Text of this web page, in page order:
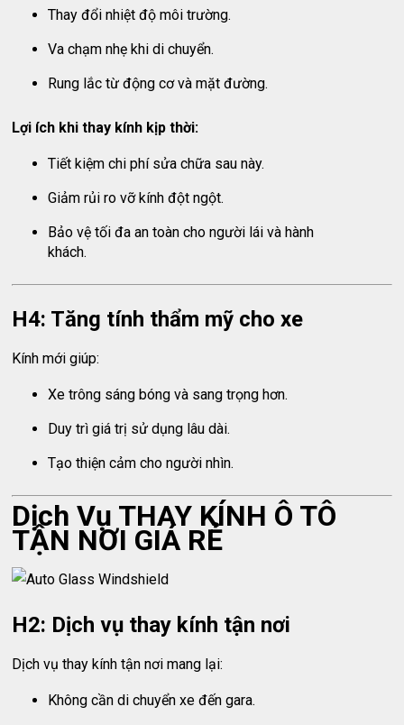
Thay đổi nhiệt độ môi trường.
Va chạm nhẹ khi di chuyển.
Rung lắc từ động cơ và mặt đường.
Lợi ích khi thay kính kịp thời:
Tiết kiệm chi phí sửa chữa sau này.
Giảm rủi ro vỡ kính đột ngột.
Bảo vệ tối đa an toàn cho người lái và hành
khách.
H4: Tăng tính thẩm mỹ cho xe
Kính mới giúp:
Xe trông sáng bóng và sang trọng hơn.
Duy trì giá trị sử dụng lâu dài.
Tạo thiện cảm cho người nhìn.
Dịch Vụ THAY KÍNH Ô TÔ
TẬN NƠI GIÁ RẺ
H2: Dịch vụ thay kính tận nơi
Dịch vụ thay kính tận nơi mang lại:
Không cần di chuyển xe đến gara.